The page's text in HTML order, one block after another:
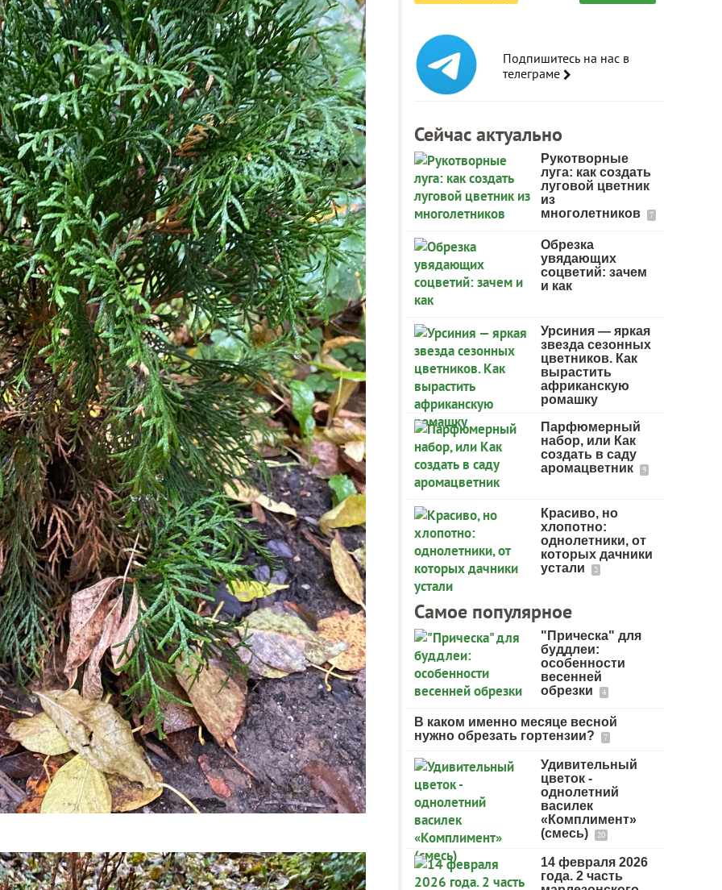
Подпишитесь на нас в
телеграме
Сейчас актуально
Рукотворные
луга: как создать
луговой цветник
из
многолетников
7
Обрезка
увядающих
соцветий: зачем
и как
Урсиния — яркая
звезда сезонных
цветников. Как
вырастить
африканскую
ромашку
Парфюмерный
набор, или Как
создать в саду
аромацветник
9
Красиво, но
хлопотно:
однолетники, от
которых дачники
устали
2
Самое популярное
"Прическа" для
буддлеи:
особенности
весенней
обрезки
4
В каком именно месяце весной
нужно обрезать гортензии?
7
Удивительный
цветок -
однолетний
василек
«Комплимент»
(смесь)
20
14 февраля 2026
года. 2 часть